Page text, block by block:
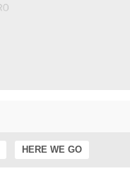
HERE WE GO